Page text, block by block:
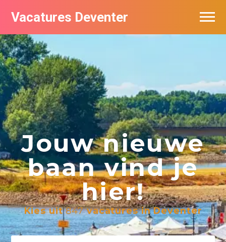
Vacatures Deventer
Jouw nieuwe
baan vind je
hier!
Kies uit847vacatures in Deventer
Vacatures per bedrijf in Deventer
De populairste vacatures in Deventer
Nieuwsbrief feed